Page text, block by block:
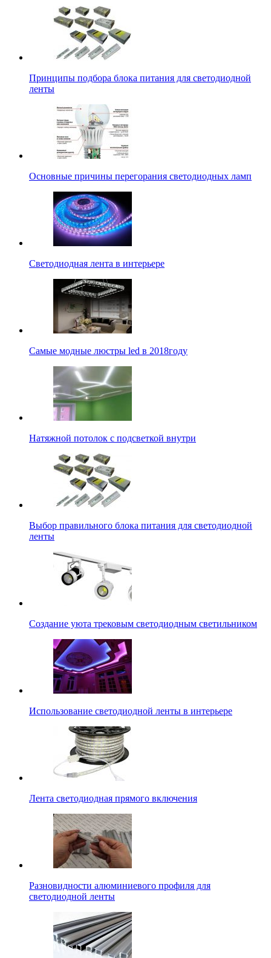
Принципы подбора блока питания для светодиодной
ленты
Основные причины перегорания светодиодных ламп
Светодиодная лента в интерьере
Самые модные люстры led в 2018году
Натяжной потолок с подсветкой внутри
Выбор правильного блока питания для светодиодной
ленты
Создание уюта трековым светодиодным светильником
Использование светодиодной ленты в интерьере
Лента светодиодная прямого включения
Разновидности алюминиевого профиля для
светодиодной ленты